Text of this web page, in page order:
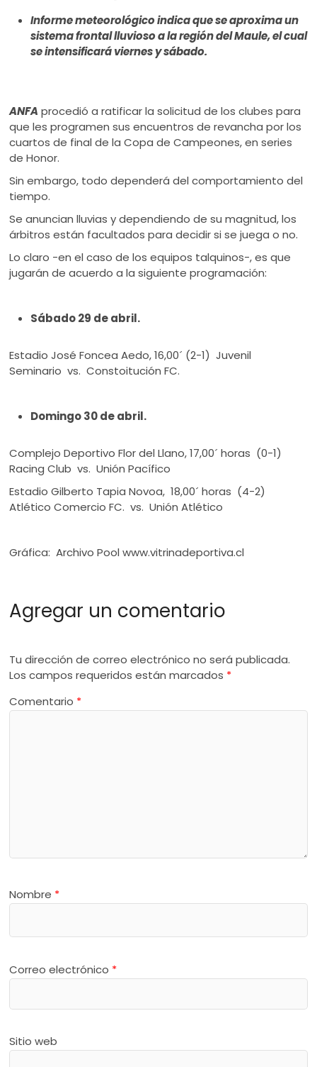
ú
Informe meteorológico indica que se aproxima un
sistema frontal lluvioso a la región del Maule, el cual
se intensificará viernes y sábado.
ANFA procedió a ratificar la solicitud de los clubes para
que les programen sus encuentros de revancha por los
cuartos de final de la Copa de Campeones, en series
de Honor.
Sin embargo, todo dependerá del comportamiento del
tiempo.
Se anuncian lluvias y dependiendo de su magnitud, los
árbitros están facultados para decidir si se juega o no.
Lo claro -en el caso de los equipos talquinos-, es que
jugarán de acuerdo a la siguiente programación:
Sábado 29 de abril.
Estadio José Foncea Aedo, 16,00´ (2-1) Juvenil
Seminario vs. Constoitución FC.
Domingo 30 de abril.
Complejo Deportivo Flor del Llano, 17,00´ horas (0-1)
Racing Club vs. Unión Pacífico
Estadio Gilberto Tapia Novoa, 18,00´ horas (4-2)
Atlético Comercio FC. vs. Unión Atlético
Gráfica: Archivo Pool www.vitrinadeportiva.cl
Agregar un comentario
Tu dirección de correo electrónico no será publicada.
Los campos requeridos están marcados *
Comentario *
Nombre *
Correo electrónico *
Sitio web